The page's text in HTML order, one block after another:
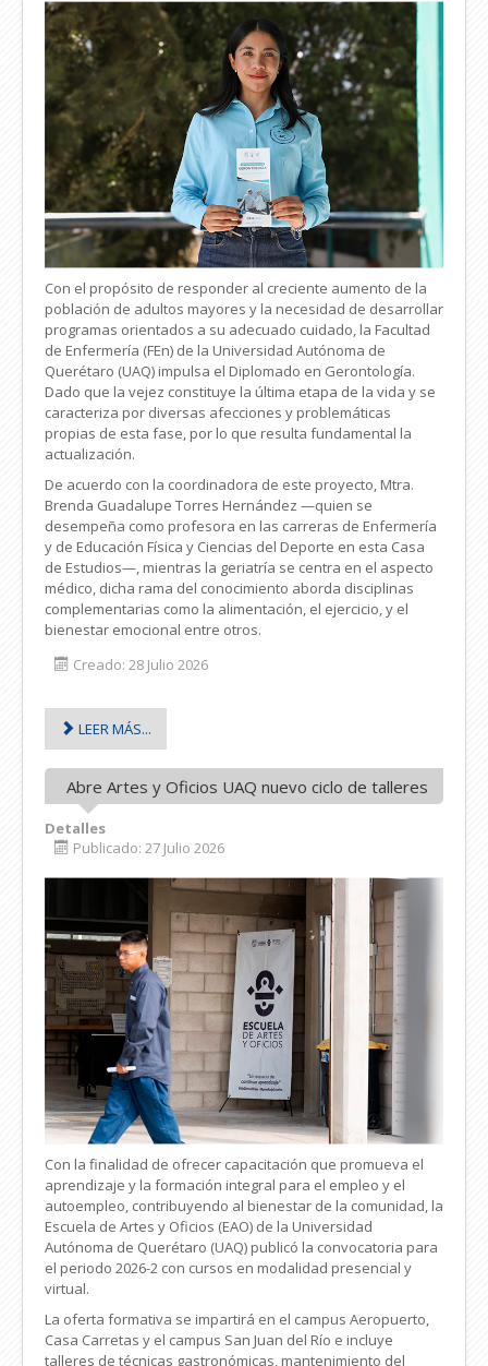
Con el propósito de responder al creciente aumento de la
población de adultos mayores y la necesidad de desarrollar
programas orientados a su adecuado cuidado, la Facultad
de Enfermería (FEn) de la Universidad Autónoma de
Querétaro (UAQ) impulsa el Diplomado en Gerontología.
Dado que la vejez constituye la última etapa de la vida y se
caracteriza por diversas afecciones y problemáticas
propias de esta fase, por lo que resulta fundamental la
actualización.
De acuerdo con la coordinadora de este proyecto, Mtra.
Brenda Guadalupe Torres Hernández —quien se
desempeña como profesora en las carreras de Enfermería
y de Educación Física y Ciencias del Deporte en esta Casa
de Estudios—, mientras la geriatría se centra en el aspecto
médico, dicha rama del conocimiento aborda disciplinas
complementarias como la alimentación, el ejercicio, y el
bienestar emocional entre otros.
Creado: 28 Julio 2026
LEER MÁS...
Abre Artes y Oficios UAQ nuevo ciclo de talleres
Detalles
Publicado: 27 Julio 2026
Con la finalidad de ofrecer capacitación que promueva el
aprendizaje y la formación integral para el empleo y el
autoempleo, contribuyendo al bienestar de la comunidad, la
Escuela de Artes y Oficios (EAO) de la Universidad
Autónoma de Querétaro (UAQ) publicó la convocatoria para
el periodo 2026-2 con cursos en modalidad presencial y
virtual.
La oferta formativa se impartirá en el campus Aeropuerto,
Casa Carretas y el campus San Juan del Río e incluye
talleres de técnicas gastronómicas, mantenimiento del